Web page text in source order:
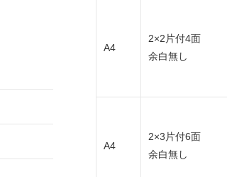
A4
2×2片付4面
余白無し
A4
2×3片付6面
余白無し